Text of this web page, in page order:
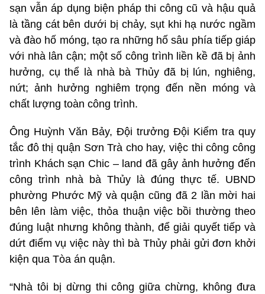
sạn vẫn áp dụng biện pháp thi công cũ và hậu quả
là tầng cát bên dưới bị chảy, sụt khi hạ nước ngầm
và đào hố móng, tạo ra những hố sâu phía tiếp giáp
với nhà lân cận; một số công trình liền kề đã bị ảnh
hưởng, cụ thể là nhà bà Thủy đã bị lún, nghiêng,
nứt; ảnh hưởng nghiêm trọng đến nền móng và
chất lượng toàn công trình.
Ông Huỳnh Văn Bảy, Đội trưởng Đội Kiểm tra quy
tắc đô thị quận Sơn Trà cho hay, việc thi công công
trình Khách sạn Chic – land đã gây ảnh hưởng đến
công trình nhà bà Thủy là đúng thực tế. UBND
phường Phước Mỹ và quận cũng đã 2 lần mời hai
bên lên làm việc, thỏa thuận việc bồi thường theo
đúng luật nhưng không thành, để giải quyết tiếp và
dứt điểm vụ việc này thì bà Thủy phải gửi đơn khởi
kiện qua Tòa án quận.
“Nhà tôi bị dừng thi công giữa chừng, không đưa